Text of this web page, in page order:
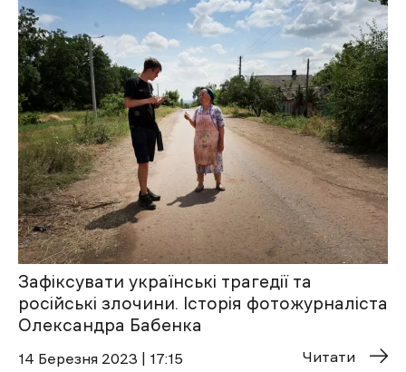
Зафіксувати українські трагедії та
російські злочини. Історія фотожурналіста
Олександра Бабенка
14 Березня 2023 | 17:15 Читати